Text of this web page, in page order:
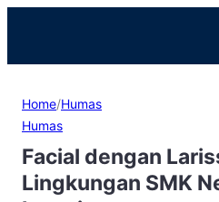
Home/Humas
Humas
Facial dengan
Lingkungan SMK